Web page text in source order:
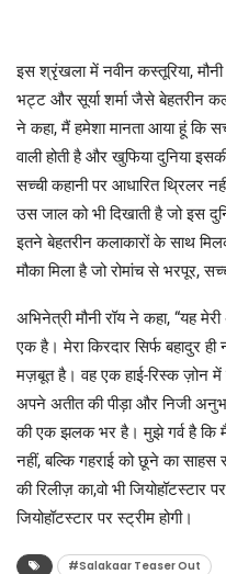
इस श्रृंखला में नवीन कस्तूरिया,
भट्ट और सूर्या शर्मा जैसे बेहतरीन
ने कहा, मैं हमेशा मानता आया हूं कि
वाली होती है और खुफिया दुनिया
सच्ची कहानी पर आधारित थ्रिलर
उस जाल को भी दिखाती है जो इस
इतने बेहतरीन कलाकारों के साथ
मौका मिला है जो रोमांच से भरपूर,
अभिनेत्री मौनी रॉय ने कहा, “यह
एक है। मेरा किरदार सिर्फ बहादुर ही
मज़बूत है। वह एक हाई-रिस्क ज़ोन
अपने अतीत की पीड़ा और निजी
की एक झलक भर है। मुझे गर्व है कि
नहीं, बल्कि गहराई को छूने का
की रिलीज़ का,वो भी जियोहॉटस्‍टार
जियोहॉटस्‍टार पर स्ट्रीम होगी।
#Salakaar Teaser Out